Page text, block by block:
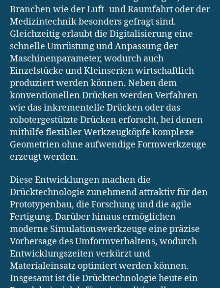
Branchen wie der Luft- und Raumfahrt oder der
Medizintechnik besonders gefragt sind.
Gleichzeitig erlaubt die Digitalisierung eine
schnelle Umrüstung und Anpassung der
Maschinenparameter, wodurch auch
Einzelstücke und Kleinserien wirtschaftlich
produziert werden können. Neben dem
konventionellen Drücken werden Verfahren
wie das inkrementelle Drücken oder das
robotergestützte Drücken erforscht, bei denen
mithilfe flexibler Werkzeugköpfe komplexe
Geometrien ohne aufwendige Formwerkzeuge
erzeugt werden.
Diese Entwicklungen machen die
Drücktechnologie zunehmend attraktiv für den
Prototypenbau, die Forschung und die agile
Fertigung. Darüber hinaus ermöglichen
moderne Simulationswerkzeuge eine präzise
Vorhersage des Umformverhaltens, wodurch
Entwicklungszeiten verkürzt und
Materialeinsatz optimiert werden können.
Insgesamt ist die Drücktechnologie heute ein